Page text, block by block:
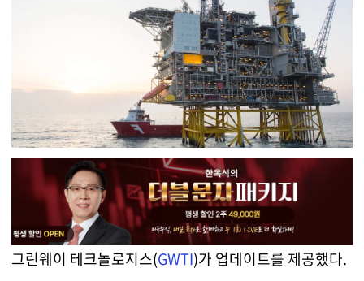
그린웨이 테크놀로지스(GWTI)가 업데이트를 제공했다.